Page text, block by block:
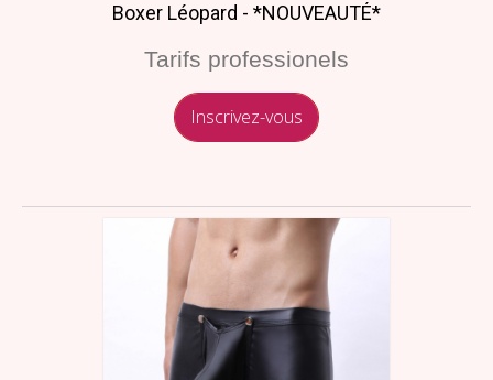
Boxer Léopard - *NOUVEAUTÉ*
Tarifs professionels
Inscrivez-vous